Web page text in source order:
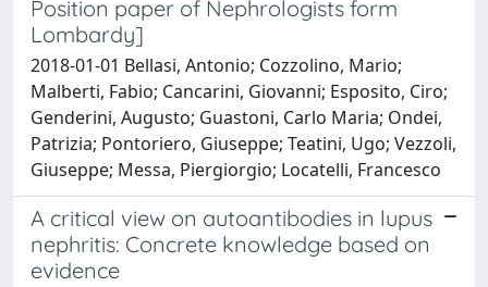
Position paper of Nephrologists form
Lombardy]
2018-01-01 Bellasi, Antonio; Cozzolino, Mario;
Malberti, Fabio; Cancarini, Giovanni; Esposito, Ciro;
Genderini, Augusto; Guastoni, Carlo Maria; Ondei,
Patrizia; Pontoriero, Giuseppe; Teatini, Ugo; Vezzoli,
Giuseppe; Messa, Piergiorgio; Locatelli, Francesco
A critical view on autoantibodies in lupus
nephritis: Concrete knowledge based on
evidence